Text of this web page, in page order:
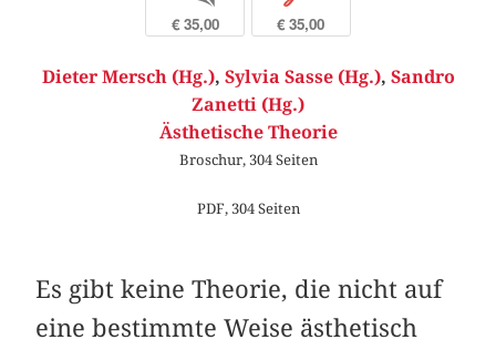
€ 35,00 € 35,00
Dieter Mersch (Hg.), Sylvia Sasse (Hg.), Sandro
Zanetti (Hg.)
Ästhetische Theorie
Broschur, 304 Seiten
PDF, 304 Seiten
Es gibt keine Theorie, die nicht auf
eine bestimmte Weise ästhetisch